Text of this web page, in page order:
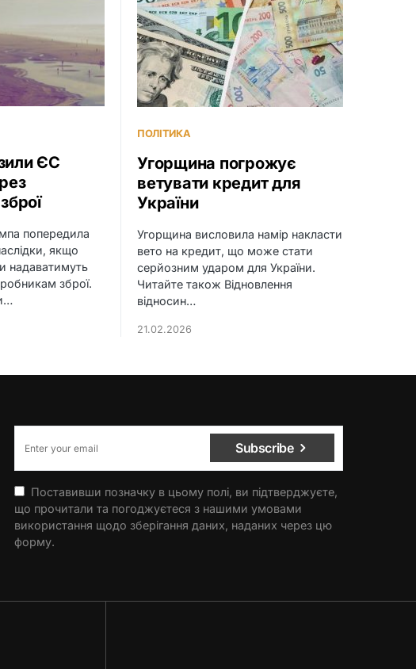
ЄС
попередила
якщо
надаватимуть
зброї.
ПОЛІТИКА
Угорщина погрожує
ветувати кредит для
України
Угорщина висловила намір накласти
вето на кредит, що може стати
серйозним ударом для України.
Читайте також Відновлення
відносин…
21.02.2026
Subscribe
Поставивши позначку в цьому полі, ви підтверджуєте,
що прочитали та погоджуєтеся з нашими умовами
використання щодо зберігання даних, наданих через цю
форму.